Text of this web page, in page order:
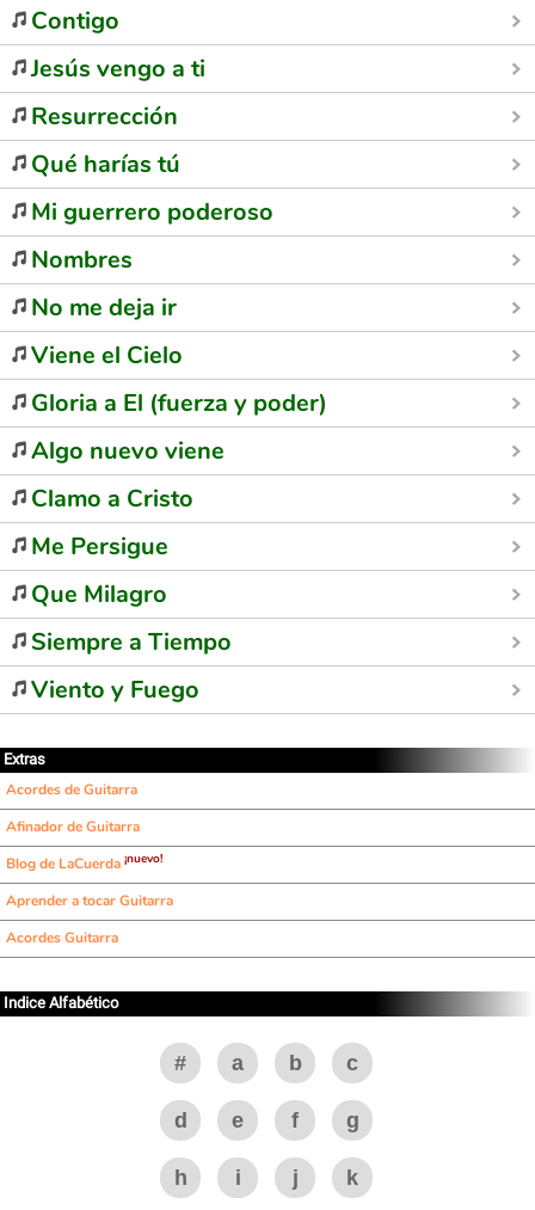
Contigo
Jesús vengo a ti
Resurrección
Qué harías tú
Mi guerrero poderoso
Nombres
No me deja ir
Viene el Cielo
Gloria a El (fuerza y poder)
Algo nuevo viene
Clamo a Cristo
Me Persigue
Que Milagro
Siempre a Tiempo
Viento y Fuego
Extras
Acordes de Guitarra
Afinador de Guitarra
Blog de LaCuerda ¡nuevo!
Aprender a tocar Guitarra
Acordes Guitarra
Indice Alfabético
# a b c
d e f g
h i j k